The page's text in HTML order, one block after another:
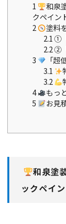
1
和泉
クペイン
2
塗料
2.1①
2.2②
3
「
3.1
3.2
4
もっ
5
お見
和泉塗
ックペイン